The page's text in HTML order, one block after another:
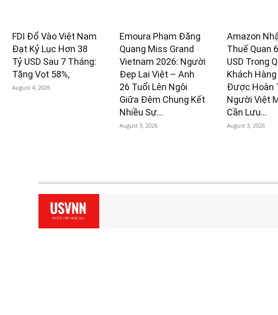
FDI Đổ Vào Việt Nam
Đạt Kỷ Lục Hơn 38
Tỷ USD Sau 7 Tháng:
Tăng Vọt 58%,
August 4, 2026
Emoura Phạm Đăng
Quang Miss Grand
Vietnam 2026: Người
Đẹp Lai Việt – Anh
26 Tuổi Lên Ngôi
Giữa Đêm Chung Kết
Nhiều Sự...
August 3, 2026
Amazon
Thuế Quan
USD Trong
Khách
Được Hoàn
Người Việt
Cần Lưu...
August 3, 2026